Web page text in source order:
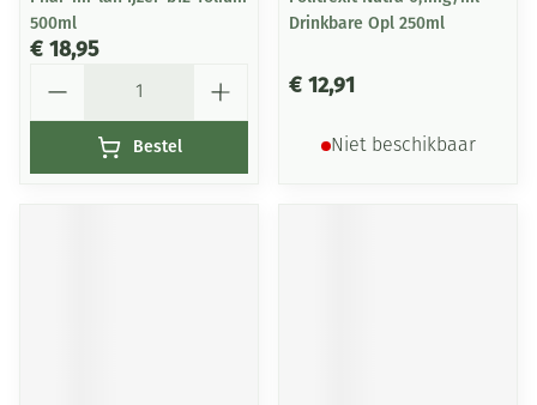
500ml
€ 18,95
Bestel
Drinkbare Opl 250ml
€ 12,91
Niet beschikbaar